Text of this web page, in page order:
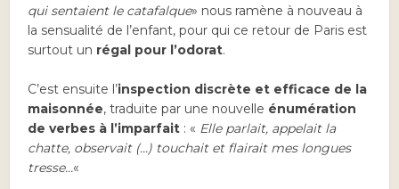
qui sentaient le catafalque» nous ramène à nouveau à
la sensualité de l’enfant, pour qui ce retour de Paris est
surtout un régal pour l’odorat.
C’est ensuite l’inspection discrète et efficace de la
maisonnée, traduite par une nouvelle énumération
de verbes à l’imparfait : « Elle parlait, appelait la
chatte, observait (…) touchait et flairait mes longues
tresse…«